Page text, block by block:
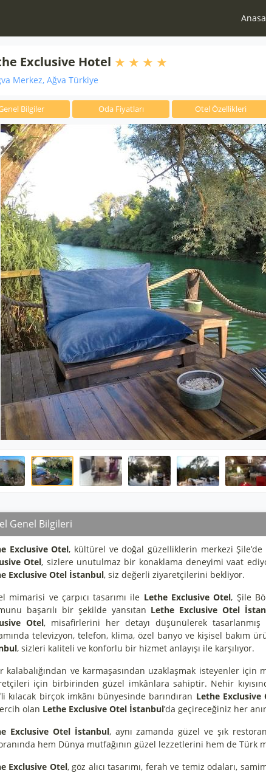
Exclusive Hotel
Merkez, Ağva Türkiye
Bilgiler Oda Fiyatları Otel Özellikleri
Genel Bilgileri
Exclusive Otel, kültürel ve doğal güzelliklerin merkezi
Otel, sizlere unutulmaz bir konaklama deneyimi vaat
Exclusive Otel İstanbul, siz değerli ziyaretçilerini bekliyor.
mimarisi ve çarpıcı tasarımı ile Lethe Exclusive Otel, Şile
başarılı bir şekilde yansıtan Lethe Exclusive Otel
Otel, misafirlerini her detayı düşünülerek
televizyon, telefon, klima, özel banyo ve kişisel bakım
, sizleri kaliteli ve konforlu bir hizmet anlayışı ile karşılıyor.
kalabalığından ve karmaşasından uzaklaşmak isteyenler için
için birbirinden güzel imkânlara sahiptir. Nehir
kılacak birçok imkânı bünyesinde barındıran Lethe Exclusive
olan Lethe Exclusive Otel İstanbul’da geçireceğiniz her
Exclusive Otel İstanbul, aynı zamanda güzel ve şık
hem Dünya mutfağının güzel lezzetlerini hem de Türk
Exclusive Otel, göz alıcı tasarımı, ferah ve temiz odaları,